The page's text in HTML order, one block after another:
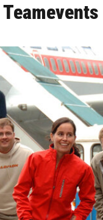
Teamevents